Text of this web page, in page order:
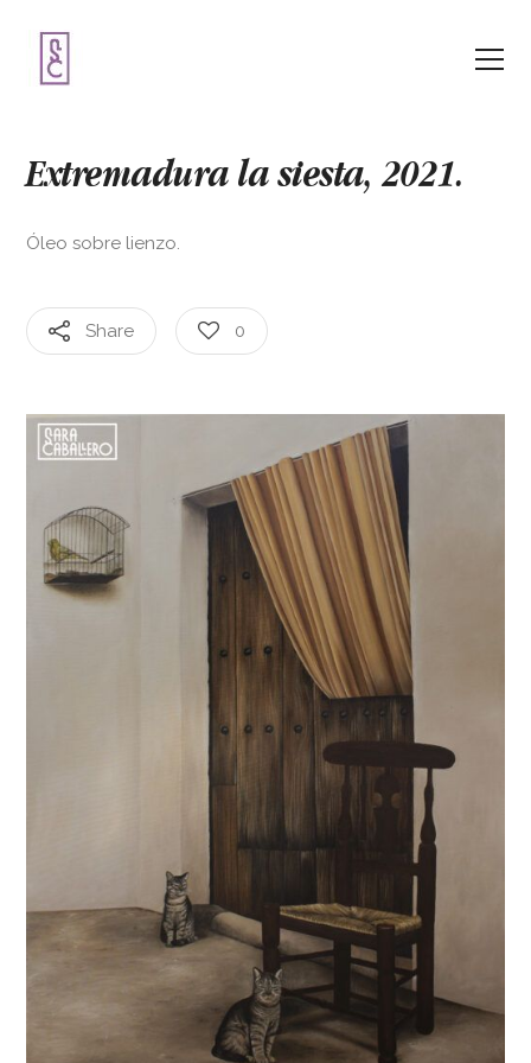
Extremadura la siesta, 2021.
Óleo sobre lienzo.
Share 0